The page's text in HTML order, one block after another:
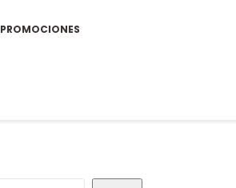
PROMOCIONES